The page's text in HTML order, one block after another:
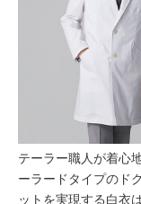
テーラー職人が着心
ーラードタイプのド
ットを実現する白衣